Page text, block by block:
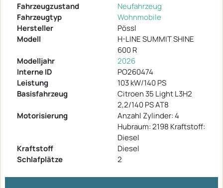
Fahrzeugzustand
Neufahrzeug
Fahrzeugtyp
Wohnmobile
Hersteller
Pössl
Modell
H-LINE SUMMIT SHINE
600 R
Modelljahr
2026
Interne ID
PO260474
Leistung
103 kW/140 PS
Basisfahrzeug
Citroen 35 Light L3H2
2,2/140 PS AT8
Motorisierung
Anzahl Zylinder: 4
Hubraum: 2198 Kraftstoff:
Diesel
Kraftstoff
Diesel
Schlafplätze
2